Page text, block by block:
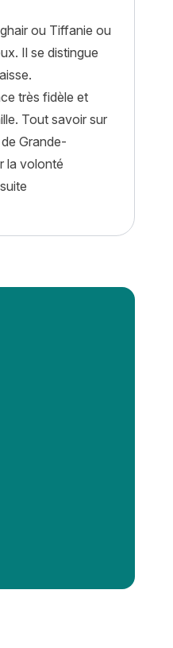
? »
ou Tiffanie ou
Il se distingue
très fidèle et
Tout savoir sur
Grande-
la volonté
« Tiffany : histoire,